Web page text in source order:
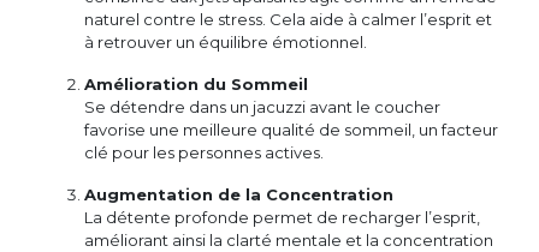
naturel contre le stress. Cela aide à calmer l’esprit et
à retrouver un équilibre émotionnel.
Amélioration du Sommeil
Se détendre dans un jacuzzi avant le coucher
favorise une meilleure qualité de sommeil, un facteur
clé pour les personnes actives.
Augmentation de la Concentration
La détente profonde permet de recharger l’esprit,
améliorant ainsi la clarté mentale et la concentration